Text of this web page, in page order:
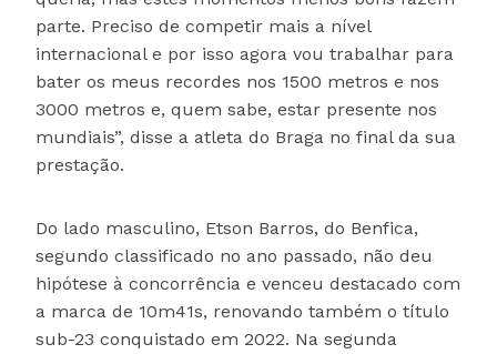
parte. Preciso de competir mais a nível
internacional e por isso agora vou trabalhar para
bater os meus recordes nos 1500 metros e nos
3000 metros e, quem sabe, estar presente nos
mundiais”, disse a atleta do Braga no final da sua
prestação.
Do lado masculino, Etson Barros, do Benfica,
segundo classificado no ano passado, não deu
hipótese à concorrência e venceu destacado com
a marca de 10m41s, renovando também o título
sub-23 conquistado em 2022. Na segunda